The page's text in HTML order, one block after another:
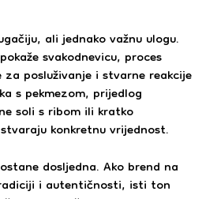
ali jednako važnu ulogu.
svakodnevicu, proces
posluživanje i stvarne reakcije
s pekmezom, prijedlog
soli s ribom ili kratko
konkretnu vrijednost.
dosljedna. Ako brend na
i autentičnosti, isti ton